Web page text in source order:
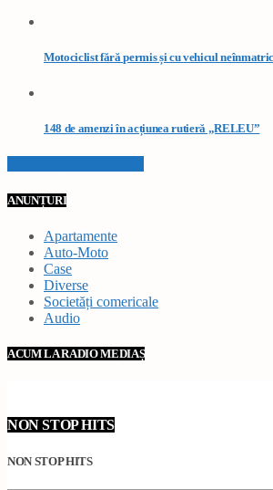
Motociclist fără permis și cu vehicul
148 de amenzi în acțiunea rutieră „RELEU”
ANUNȚURI
Apartamente
Auto-Moto
Case
Diverse
Societăți comericale
Audio
ACUM LA RADIO MEDIAȘ
NON STOP HITS
NON STOP HITS